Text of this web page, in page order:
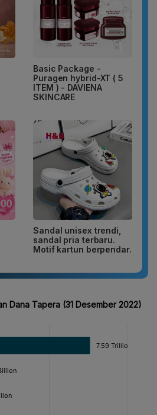
Basic Package -
Puragen hybrid-XT ( 5
ITEM ) - DAVIENA
SKINCARE
Sandal unisex trendi,
sandal pria terbaru.
Motif kartun berpendar.